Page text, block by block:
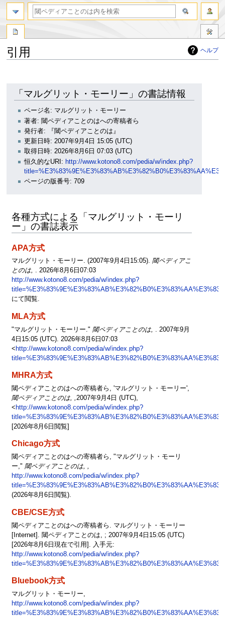
ヘルプ
引用
「マルグリット・モーリー」の書誌情報
ページ名: マルグリット・モーリー
著者: 閾ペディアことのはへの寄稿者ら
発行者: 『閾ペディアことのは』
更新日時: 2007年9月4日 15:05 (UTC)
取得日時: 2026年8月6日 07:03 (UTC)
恒久的なURI: http://www.kotono8.com/pedia/w/index.php?
ページの版番号: 709
各種方式による「マルグリット・モーリ
ー」の書誌表示
APA方式
マルグリット・モーリー. (2007年9月4日15:05). 閾ペディアこ
とのは, . 2026年8月6日07:03
http://www.kotono8.com/pedia/w/index.php?
にて閲覧.
MLA方式
"マルグリット・モーリー." 閾ペディアことのは,
. 2007年9月
4日15:05 (UTC). 2026年8月6日07:03
< http://www.kotono8.com/pedia/w/index.php?
MHRA方式
閾ペディアことのはへの寄稿者ら, 'マルグリット・モーリー',
閾ペディアことのは, ,2007年9月4日 (UTC),
< http://www.kotono8.com/pedia/w/index.php?
[2026年8月6日閲覧]
Chicago方式
閾ペディアことのはへの寄稿者ら, "マルグリット・モーリ
ー," 閾ペディアことのは, ,
http://www.kotono8.com/pedia/w/index.php?
(2026年8月6日閲覧).
CBE/CSE方式
閾ペディアことのはへの寄稿者ら. マルグリット・モーリー
[Internet]. 閾ペディアことのは, ; 2007年9月4日15:05 (UTC)
[2026年8月6日現在で引用]. 入手元:
http://www.kotono8.com/pedia/w/index.php?
Bluebook方式
マルグリット・モーリー,
http://www.kotono8.com/pedia/w/index.php?